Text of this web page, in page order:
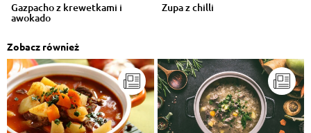
Gazpacho z krewetkami i
awokado
Zupa z chilli
Zobacz również